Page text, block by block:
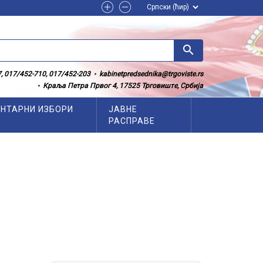
search
017/452-710, 017/452-203
kabinetpredsednika@trgoviste.rs
Краља Петра Првог 4, 17525 Трговиште, Србија
ИЗБОРИ
ЈАВНЕ
РАСПРАВЕ